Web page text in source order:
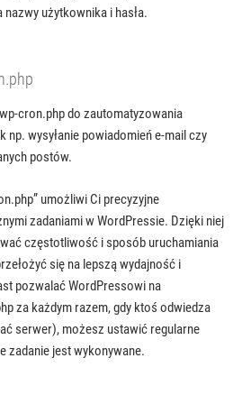
użytkownika i hasła.
cron.php do zautomatyzowania
np. wysyłanie powiadomień e-mail czy
postów.
umożliwi Ci precyzyjne
zadaniami w WordPressie. Dzięki niej
częstotliwość i sposób uruchamiania
się na lepszą wydajność i
pozwalać WordPressowi na
za każdym razem, gdy ktoś odwiedza
serwer), możesz ustawić regularne
zadanie jest wykonywane.